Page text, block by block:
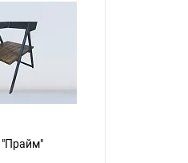
"Прайм"